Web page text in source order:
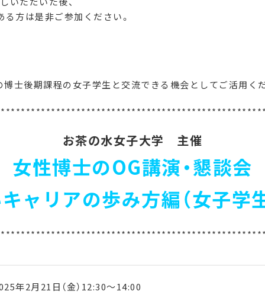
方は是非ご参加ください。
士後期課程の女子学生と交流できる機会としてご活用くだ
お茶の水女子大学 主催
女性博士のOG講演・懇談会
ャリアの歩み方編（女子学
年2月 21 日（金） 12:30～14:00